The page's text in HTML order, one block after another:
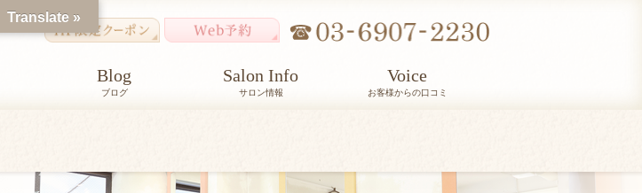
Blog
ブログ
Salon Info
サロン情報
Voice
お客様からの口コミ
Translate »